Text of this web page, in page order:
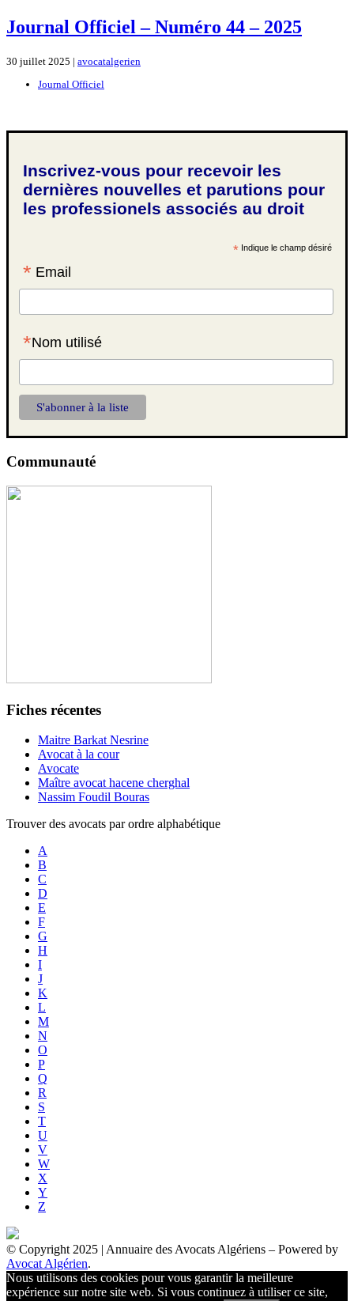
Journal Officiel – Numéro 44 – 2025
30 juillet 2025 | avocatalgerien
Journal Officiel
Inscrivez-vous pour recevoir les
dernières nouvelles et parutions pour
les professionels associés au droit
* Indique le champ désiré
* Email
*Nom utilisé
Communauté
Fiches récentes
Maitre Barkat Nesrine
Avocat à la cour
Avocate
Maître avocat hacene cherghal
Nassim Foudil Bouras
Trouver des avocats par ordre alphabétique
A
B
C
D
E
F
G
H
I
J
K
L
M
N
O
P
Q
R
S
T
U
V
W
X
Y
Z
© Copyright 2025 | Annuaire des Avocats Algériens – Powered by
Avocat Algérien.
Nous utilisons des cookies pour vous garantir la meilleure
expérience sur notre site web. Si vous continuez à utiliser ce site,